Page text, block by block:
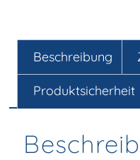
Beschreibung
Produktsicherheit